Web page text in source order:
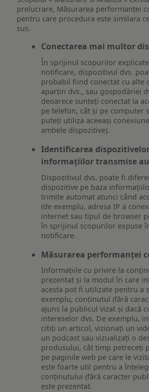
prelucrare, Măsurarea performanței
pentru care procedura este similara
sus.
Conectarea mai multor
În sprijinul scopurilor
notificare, dispozitivul dvs.
probabil fiind conectat cu alte
aparțin dvs., sau gospodăriei
deoarece sunteți conectat la
pe telefon, cât și pe computer
puteți utiliza aceeași
ambele dispozitive).
Identificarea
informațiilor transmise
Dispozitivul dvs. poate fi
dispozitive pe baza
trimite automat atunci când
(de exemplu, adresa IP a
internet sau tipul de browser
în sprijinul scopurilor expuse
notificare.
Măsurarea performanței
Informațiile cu privire la
prezentat și la modul în care
acesta pot fi utilizate pentru a
exemplu, conținutul (fără
ajuns la publicul vizat și dacă
intereselor dvs. De exemplu,
citiți un articol, vizionați un
un podcast sau vizualizați o
produsului, cât timp petreceți
pe paginile web pe care le
este foarte util pentru a
conținutului (fără caracter
este prezentat.